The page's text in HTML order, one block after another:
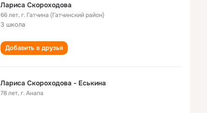
Лариса Скороходова
66 лет,г. Гатчина (Гатчинский район)
3 школа
Добавить в друзья
Лариса Скороходова - Еськина
78 лет,г. Анапа